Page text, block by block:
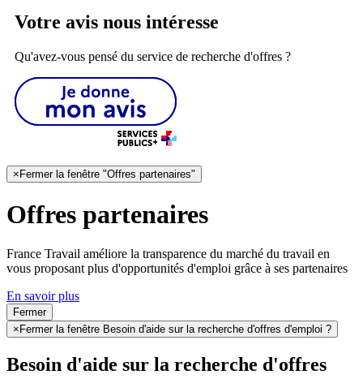
Votre avis nous intéresse
Qu'avez-vous pensé du service de recherche d'offres ?
×Fermer la fenêtre "Offres partenaires"
Offres partenaires
France Travail améliore la transparence du marché du travail en
vous proposant plus d'opportunités d'emploi grâce à ses partenaires
En savoir plus
Fermer
× Fermer la fenêtre Besoin d'aide sur la recherche d'offres d'emploi ?
Besoin d'aide sur la recherche d'offres